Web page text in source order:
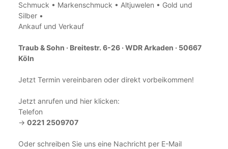
Schmuck • Markenschmuck • Altjuwelen • Gold und
Silber •
Ankauf und Verkauf
Traub & Sohn · Breitestr. 6-26 · WDR Arkaden · 50667
Köln
Jetzt Termin vereinbaren oder direkt vorbeikommen!
Jetzt anrufen und hier klicken:
Telefon
-> 0221 2509707
Oder schreiben Sie uns eine Nachricht per E-Mail